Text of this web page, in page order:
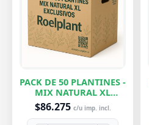
PACK DE 50 PLANTINES -
MIX NATURAL XL
EXCLUSIVOS
$86.275 c/u imp. incl.